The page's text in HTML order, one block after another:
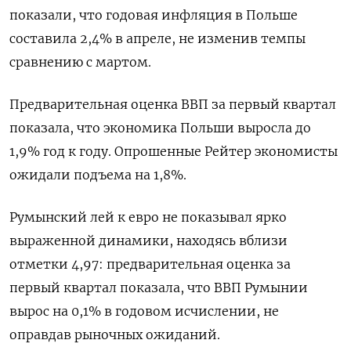
показали, что годовая инфляция в Польше
составила 2,4% в апреле, не изменив темпы
сравнению с мартом.
Предварительная оценка ВВП за первый квартал
показала, что экономика Польши выросла до
1,9% год к году. Опрошенные Рейтер экономисты
ожидали подъема на 1,8%.
Румынский лей к евро не показывал ярко
выраженной динамики, находясь вблизи
отметки 4,97: предварительная оценка за
первый квартал показала, что ВВП Румынии
вырос на 0,1% в годовом исчислении, не
оправдав рыночных ожиданий.